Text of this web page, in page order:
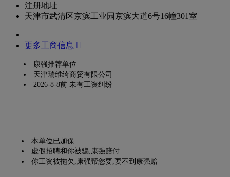
注册地址
天津市武清区京滨工业园京滨大道6号16幢301室
更多工商信息 
康强推荐单位
天津瑞维绮商贸有限公司
2026-8-8前 未有工资纠纷
本单位已加保
虚假招聘和你被骗,康强赔付
你工资被拖欠,康强帮您要,要不到康强赔